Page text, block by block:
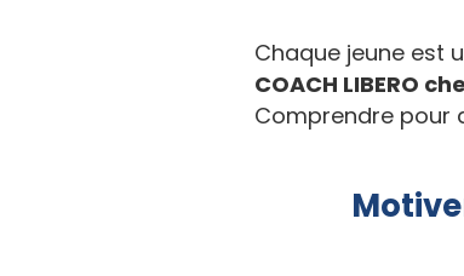
Chaque jeune est
COACH LIBERO
Comprendre pour